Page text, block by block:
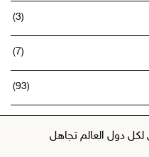
لكل دول العالمتجاهل
(3)
(7)
(93)